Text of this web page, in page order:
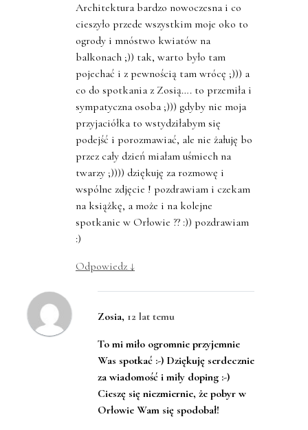
Architektura bardzo nowoczesna i co
cieszyło przede wszystkim moje oko to
ogrody i mnóstwo kwiatów na
balkonach ;)) tak, warto było tam
pojechać i z pewnością tam wrócę ;))) a
co do spotkania z Zosią…. to przemiła i
sympatyczna osoba ;))) gdyby nie moja
przyjaciółka to wstydziłabym się
podejść i porozmawiać, ale nie żałuję bo
przez cały dzień miałam uśmiech na
twarzy ;)))) dziękuję za rozmowę i
wspólne zdjęcie ! pozdrawiam i czekam
na książkę, a może i na kolejne
spotkanie w Orłowie ?? :)) pozdrawiam
:)
Odpowiedz ↓
Zosia, 12 lat temu
To mi miło ogromnie przyjemnie
Was spotkać :-) Dziękuję serdecznie
za wiadomość i miły doping :-)
Cieszę się niezmiernie, że pobyr w
Orłowie Wam się spodobał!